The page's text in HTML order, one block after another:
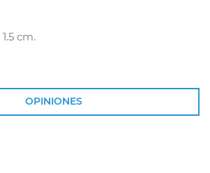
cm.
OPINIONES